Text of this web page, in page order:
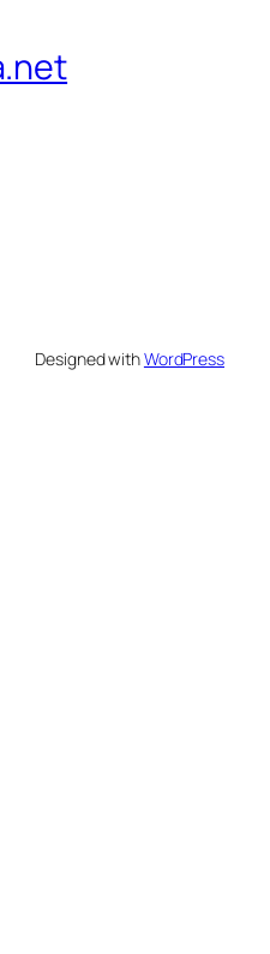
Designed withWordPress